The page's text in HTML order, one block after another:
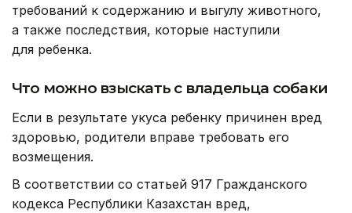
требований к содержанию и выгулу животного,
а также последствия, которые наступили
для ребенка.
Что можно взыскать с владельца собаки
Если в результате укуса ребенку причинен вред
здоровью, родители вправе требовать его
возмещения.
В соответствии со статьей 917 Гражданского
кодекса Республики Казахстан вред,